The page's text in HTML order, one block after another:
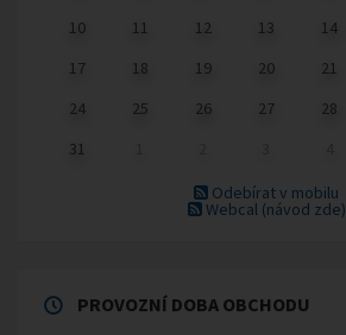
10
11 12 13 14
17
18 19 20 21
24
25 26 27 28
31
Odebírat v mobilu
Webcal (návod zde)
PROVOZNÍ DOBA OBCHODU